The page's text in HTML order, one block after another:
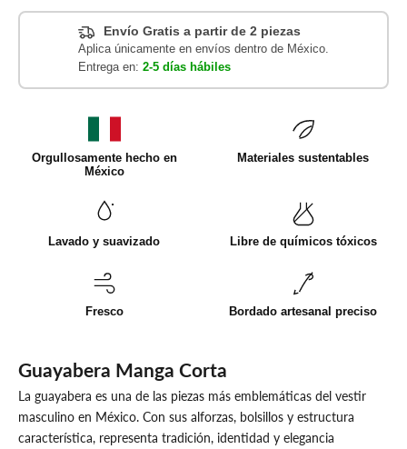
Envío Gratis a partir de 2 piezas
Aplica únicamente en envíos dentro de México.
Entrega en: 2-5 días hábiles
Orgullosamente hecho en
México
Materiales sustentables
Lavado y suavizado Libre de químicos tóxicos
Fresco Bordado artesanal preciso
Guayabera Manga Corta
La guayabera es una de las piezas más emblemáticas del vestir
masculino en México. Con sus alforzas, bolsillos y estructura
característica, representa tradición, identidad y elegancia